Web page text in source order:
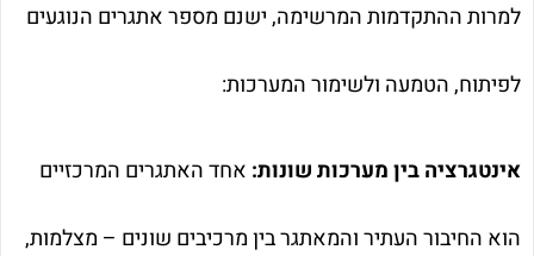
למרות ההתקדמות המרשימה, ישנם מספר אתגרים הנוגעים
לפיתוח, הטמעה ולשימור המערכות:
אינטגרציה בין מערכות שונות: אחד האתגרים המרכזיים
הוא החיבור העתיר והמאתגר בין מרכיבים שונים – מצלמות,